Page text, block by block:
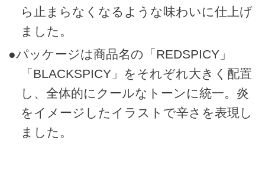
ら止まらなくなるような味わいに仕上げ
ました。
●パッケージは商品名の「REDSPICY」
「BLACKSPICY」をそれぞれ大きく配置
し、全体的にクールなトーンに統一。炎
をイメージしたイラストで辛さを表現し
ました。